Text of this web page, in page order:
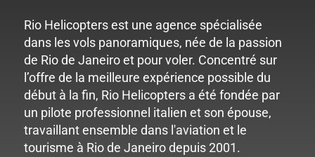
Rio Helicopters est une agence spécialisée
dans les vols panoramiques, née de la passion
de Rio de Janeiro et pour voler. Concentré sur
l’offre de la meilleure expérience possible du
début à la fin, Rio Helicopters a été fondée par
un pilote professionnel italien et son épouse,
travaillant ensemble dans l'aviation et le
tourisme à Rio de Janeiro depuis 2001.